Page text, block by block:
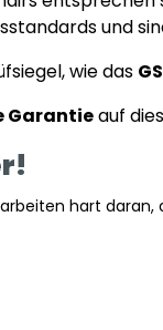
und
wie das
Garantieauf
hart daran,